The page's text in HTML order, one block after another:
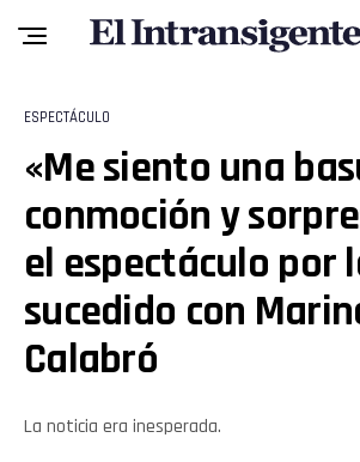
ESPECTÁCULO
«Me siento una
conmoción y
el espectáculo por
sucedido con
Calabró
La noticia era inesperada.